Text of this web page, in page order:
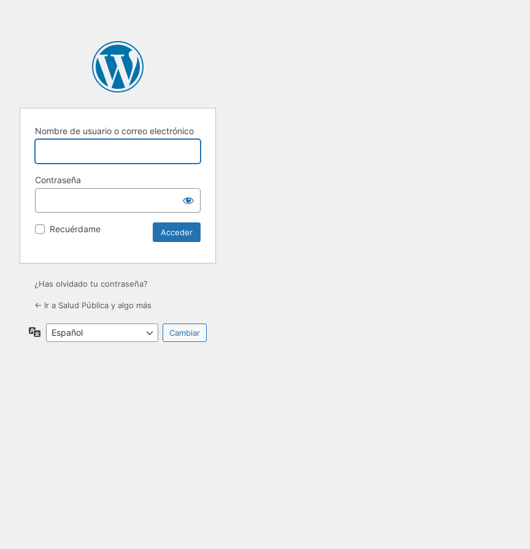
Nombre de usuario o correo electrónico
Contraseña
Recuérdame
¿Has olvidado tu contraseña?
← Ir a Salud Pública y algo más
Idioma